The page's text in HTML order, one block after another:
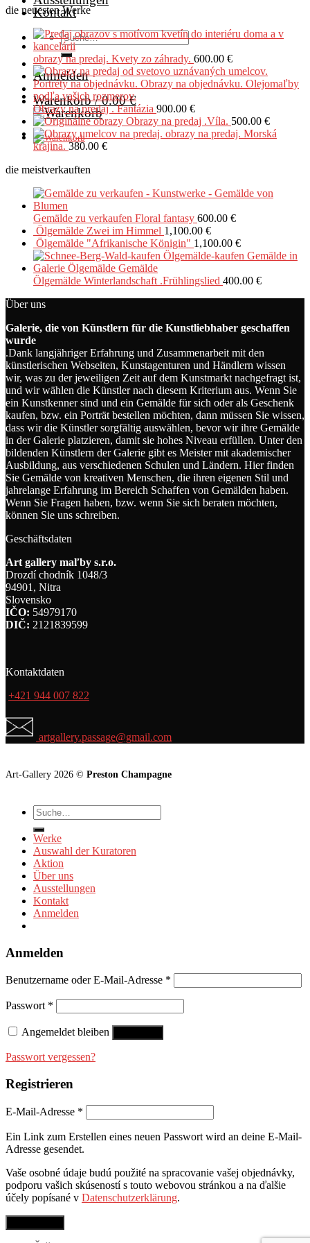
Kontakt
Suche
nach:
Anmelden
Warenkorb /0.00€
die neuesten Werke
obrazy na predaj. Kvety zo záhrady. 600.00 €
Obrazy na predaj . Fantázia 900.00 €
Obrazy na predaj .Víla. 500.00 €
obrazy na predaj. Morská
krajina. 380.00 €
die meistverkauften
Gemälde zu verkaufen Floral fantasy 600.00 €
Ölgemälde Zwei im Himmel 1,100.00 €
Ölgemälde "Afrikanische Königin" 1,100.00 €
Ölgemälde Winterlandschaft .Frühlingslied 400.00 €
Über uns
Galerie, die von Künstlern für die Kunstliebhaber geschaffen
wurde
.Dank langjähriger Erfahrung und Zusammenarbeit mit den
künstlerischen Webseiten, Kunstagenturen und Händlern wissen
wir, was zu der jeweiligen Zeit auf dem Kunstmarkt nachgefragt ist,
und wir wählen die Künstler nach diesem Kriterium aus. Wenn Sie
ein Kunstkenner sind und ein Gemälde für sich oder als Geschenk
kaufen, bzw. ein Porträt bestellen möchten, dann müssen Sie wissen,
dass wir die Künstler sorgfältig auswählen, bevor wir ihre Gemälde
in der Galerie platzieren, damit sie hohes Niveau erfüllen. Unter den
bildenden Künstlern der Galerie gibt es Meister mit akademischer
Ausbildung, aus verschiedenen Schulen und Ländern. Hier finden
Sie Gemälde von kreativen Menschen, die ihren eigenen Stil und
jahrelange Erfahrung im Bereich Schaffen von Gemälden haben.
Wenn Sie Fragen haben, bzw. wenn Sie sich beraten möchten,
können Sie uns schreiben.
Geschäftsdaten
Art gallery maľby s.r.o.
Drozdí chodník 1048/3
94901, Nitra
Slovensko
IČO: 54979170
DIČ: 2121839599
Kontaktdaten
+421 944 007 822
artgallery.passage@gmail.com
Art-Gallery 2026 © Preston Champagne
Suche
nach:
Werke
Auswahl der Kuratoren
Aktion
Über uns
Ausstellungen
Kontakt
Anmelden
Anmelden
Benutzername oder E-Mail-Adresse *
Passwort *
Angemeldet bleiben
Passwort vergessen?
Registrieren
E-Mail-Adresse *
Ein Link zum Erstellen eines neuen Passwort wird an deine E-Mail-
Adresse gesendet.
Vaše osobné údaje budú použité na spracovanie vašej objednávky,
podporu vašich skúseností s touto webovou stránkou a na ďalšie
účely popísané v Datenschutzerklärung.